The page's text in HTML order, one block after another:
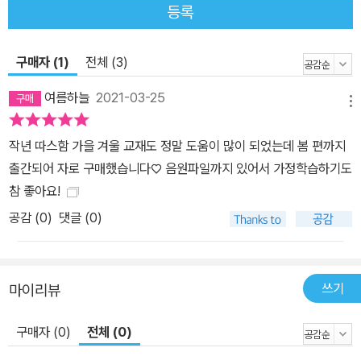
를 확인하는 문제풀이와 어려운 단어 쓰기 연습도 함께 제공하고 있
이 가장 중요하다고 보았다. 처음에는 잘 모르다가 어느새 점점 학생
들이 유창하게 읽는 모습을 보이고, 한 달 이상 지나면서 눈에 띄게 발
전하고 두 달이 되면 학생들의 전반적인 읽기 능력 향상되었다고 말
했다.
등록
구매자 (1) 전체 (3)
여름하늘 2021-03-25
작년 따스함 가을 겨울 교재도 정말 도움이 많이 되었는데 봄 편까지
출간되어 자로 구매했습니다♡ 음원파일까지 있어서 가정학습하기도
참 좋아요!
공감 (0) 댓글 (0)
마이리뷰 쓰기
구매자 (0) 전체 (0)